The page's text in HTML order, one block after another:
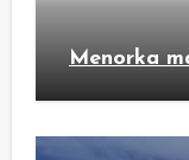
Menorka